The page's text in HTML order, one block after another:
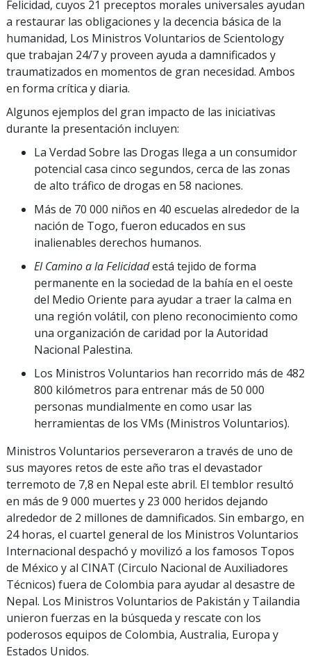
Felicidad, cuyos 21 preceptos morales universales ayudan
a restaurar las obligaciones y la decencia básica de la
humanidad, Los Ministros Voluntarios de Scientology
que trabajan 24/7 y proveen ayuda a damnificados y
traumatizados en momentos de gran necesidad. Ambos
en forma crítica y diaria.
Algunos ejemplos del gran impacto de las iniciativas
durante la presentación incluyen:
La Verdad Sobre las Drogas llega a un consumidor
potencial casa cinco segundos, cerca de las zonas
de alto tráfico de drogas en 58 naciones.
Más de 70 000 niños en 40 escuelas alrededor de la
nación de Togo, fueron educados en sus
inalienables derechos humanos.
El Camino a la Felicidadestá tejido de forma
permanente en la sociedad de la bahía en el oeste
del Medio Oriente para ayudar a traer la calma en
una región volátil, con pleno reconocimiento como
una organización de caridad por la Autoridad
Nacional Palestina.
Los Ministros Voluntarios han recorrido más de 482
800 kilómetros para entrenar más de 50 000
personas mundialmente en como usar las
herramientas de los VMs (Ministros Voluntarios).
Ministros Voluntarios perseveraron a través de uno de
sus mayores retos de este año tras el devastador
terremoto de 7,8 en Nepal este abril. El temblor resultó
en más de 9 000 muertes y 23 000 heridos dejando
alrededor de 2 millones de damnificados. Sin embargo, en
24 horas, el cuartel general de los Ministros Voluntarios
Internacional despachó y movilizó a los famosos Topos
de México y al CINAT (Circulo Nacional de Auxiliadores
Técnicos) fuera de Colombia para ayudar al desastre de
Nepal. Los Ministros Voluntarios de Pakistán y Tailandia
unieron fuerzas en la búsqueda y rescate con los
poderosos equipos de Colombia, Australia, Europa y
Estados Unidos.